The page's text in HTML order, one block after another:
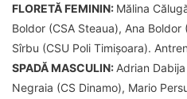
FLORETĂ FEMININ: Mălina
Boldor (CSA Steaua), Ana Boldor
Sîrbu (CSU Poli Timișoara).
SPADĂ MASCULIN: Adrian
Negraia (CS Dinamo), Mario